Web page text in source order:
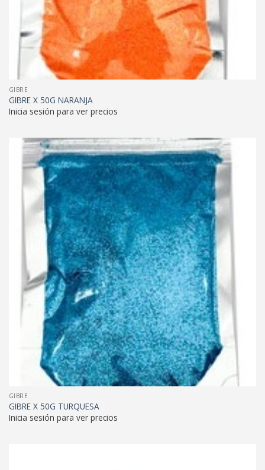
GIBRE
GIBRE X 50G NARANJA
Inicia sesión para ver precios
GIBRE
GIBRE X 50G TURQUESA
Inicia sesión para ver precios